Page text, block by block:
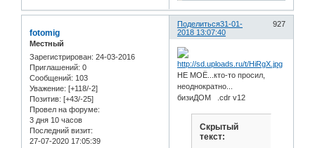
Поделиться 927
31-01-
2018 13:07:40
fotomig
Местный
Зарегистрирован: 24-03-2016
Приглашений: 0
Сообщений: 103
Уважение: [+118/-2]
Позитив: [+43/-25]
Провел на форуме:
3 дня 10 часов
Последний визит:
27-07-2020 17:05:39
НЕ МОЁ...кто-то просил,
неоднократно...
бизиДОМ .cdr v12
Скрытый
текст: